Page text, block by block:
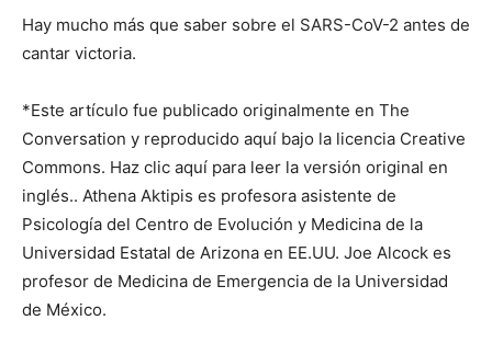
Hay mucho más que saber sobre el SARS-CoV-2 antes de
cantar victoria.
*Este artículo fue publicado originalmente en The
Conversation y reproducido aquí bajo la licencia Creative
Commons. Haz clic aquí para leer la versión original en
inglés.. Athena Aktipis es profesora asistente de
Psicología del Centro de Evolución y Medicina de la
Universidad Estatal de Arizona en EE.UU. Joe Alcock es
profesor de Medicina de Emergencia de la Universidad
de México.